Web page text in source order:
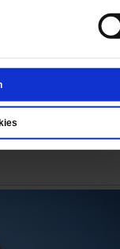
des Lebens –
Geflecht von